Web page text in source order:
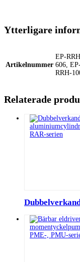
Ytterligare
Artikelnummer
EP-
606,
RRH-
Relaterade